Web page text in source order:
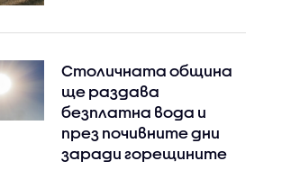
Столичната община
ще раздава
безплатна вода и
през почивните дни
заради горещините